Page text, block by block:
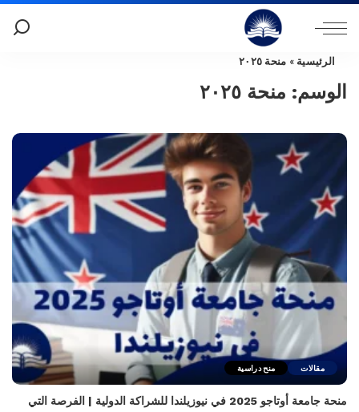
الرئيسية » منحة ٢٠٢٥
الوسم: منحة ٢٠٢٥
مقالات منح دراسية
منحة جامعة أوتاجو 2025 في نيوزيلندا للشراكة الدولية | الفرصة التي